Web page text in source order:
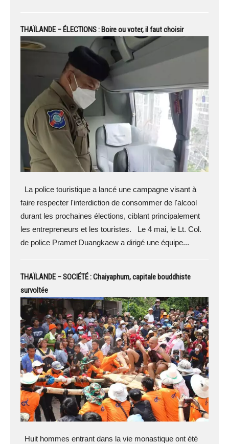
THAÏLANDE – ÉLECTIONS : Boire ou voter, il faut choisir
La police touristique a lancé une campagne visant à
faire respecter l'interdiction de consommer de l'alcool
durant les prochaines élections, ciblant principalement
les entrepreneurs et les touristes. Le 4 mai, le Lt. Col.
de police Pramet Duangkaew a dirigé une équipe...
THAÏLANDE – SOCIÉTÉ : Chaiyaphum, capitale bouddhiste
survoltée
Huit hommes entrant dans la vie monastique ont été